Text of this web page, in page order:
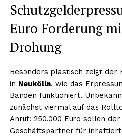
Euro Forderung
Drohung
Besonders plastisch zeigt der
in Neukölln, wie das
Banden funktioniert.
zunächst viermal auf das
Anruf: 250.000 Euro sollen
Geschäftspartner für